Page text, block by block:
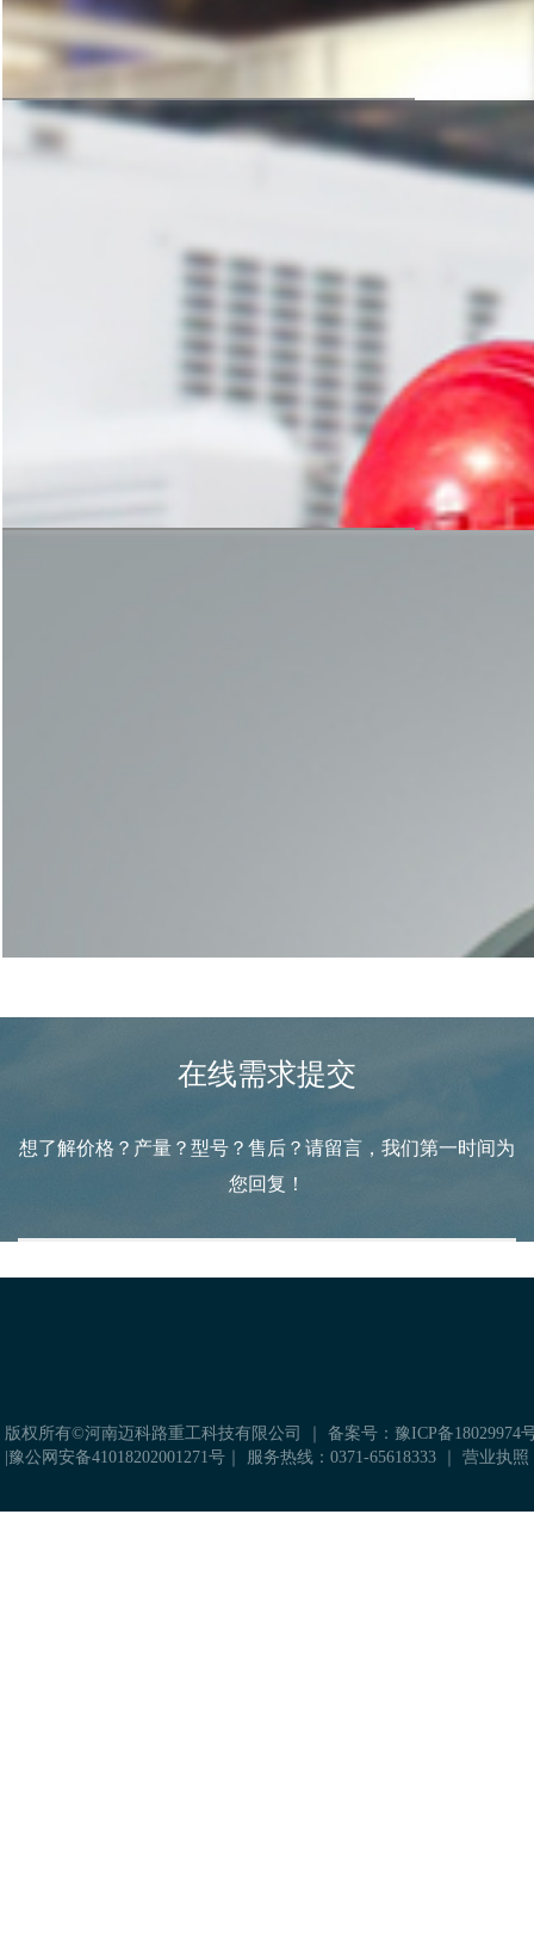
科学的方案规划，严谨的设备加工
是后期生产线稳定运转的保障
科学的方案规划，严谨的设备加工
在线需求提交
想了解价格？产量？型号？售后？请留言，我们第一时间为
您回复！
版权所有©河南迈科路重工科技有限公司 ｜ 备案号：豫ICP备18029974
豫公网安备41018202001271号 ｜ 服务热线：0371-65618333 ｜ 营业执照